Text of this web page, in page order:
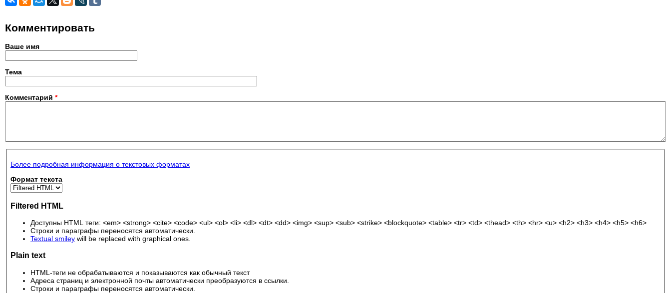
Комментировать
Ваше имя
Тема
Комментарий *
Более подробная информация о текстовых форматах
Формат текста
Filtered HTML
Доступны HTML теги: <em> <strong> <cite> <code> <ul> <ol> <li> <dl> <dt> <dd> <img> <sup> <sub> <strike> <blockquote> <table> <tr> <td> <thead> <th> <hr> <u> <h2> <h3> <h4> <h5> <h6>
Строки и параграфы переносятся автоматически.
Textual smiley will be replaced with graphical ones.
Plain text
HTML-теги не обрабатываются и показываются как обычный текст
Адреса страниц и электронной почты автоматически преобразуются в ссылки.
Строки и параграфы переносятся автоматически.